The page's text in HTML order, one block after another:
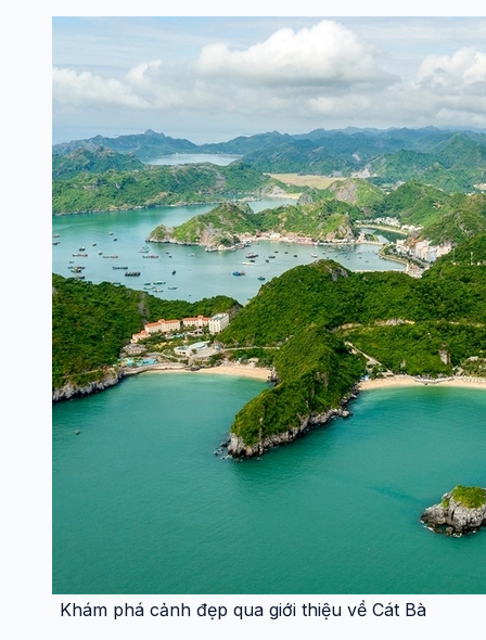
Khám phá cảnh đẹp qua giới thiệu về Cát Bà